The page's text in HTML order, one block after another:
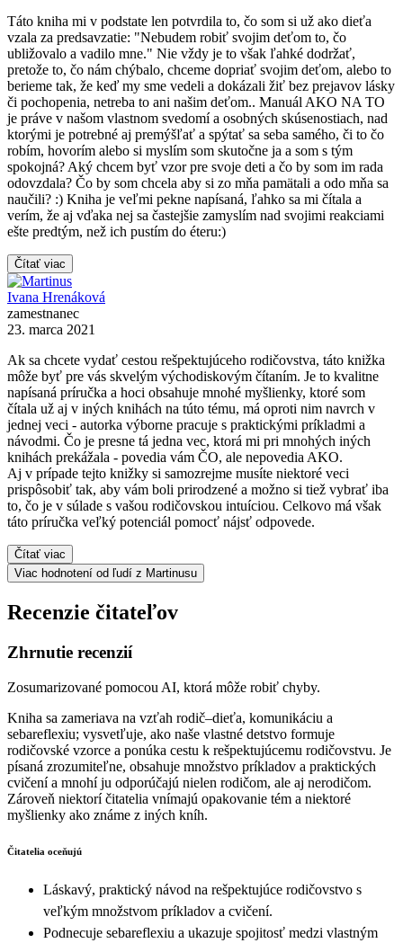
Táto kniha mi v podstate len potvrdila to, čo som si už ako dieťa
vzala za predsavzatie: "Nebudem robiť svojim deťom to, čo
ubližovalo a vadilo mne." Nie vždy je to však ľahké dodržať,
pretože to, čo nám chýbalo, chceme dopriať svojim deťom, alebo to
berieme tak, že keď my sme vedeli a dokázali žiť bez prejavov lásky
či pochopenia, netreba to ani našim deťom.. Manuál AKO NA TO
je práve v našom vlastnom svedomí a osobných skúsenostiach, nad
ktorými je potrebné aj premýšľať a spýtať sa seba samého, či to čo
robím, hovorím alebo si myslím som skutočne ja a som s tým
spokojná? Aký chcem byť vzor pre svoje deti a čo by som im rada
odovzdala? Čo by som chcela aby si zo mňa pamätali a odo mňa sa
naučili? :) Kniha je veľmi pekne napísaná, ľahko sa mi čítala a
verím, že aj vďaka nej sa častejšie zamyslím nad svojimi reakciami
ešte predtým, než ich pustím do éteru:)
Čítať viac
Ivana Hrenáková
zamestnanec
23. marca 2021
Ak sa chcete vydať cestou rešpektujúceho rodičovstva, táto knižka
môže byť pre vás skvelým východiskovým čítaním. Je to kvalitne
napísaná príručka a hoci obsahuje mnohé myšlienky, ktoré som
čítala už aj v iných knihách na túto tému, má oproti nim navrch v
jednej veci - autorka výborne pracuje s praktickými príkladmi a
návodmi. Čo je presne tá jedna vec, ktorá mi pri mnohých iných
knihách prekážala - povedia vám ČO, ale nepovedia AKO.
Aj v prípade tejto knižky si samozrejme musíte niektoré veci
prispôsobiť tak, aby vám boli prirodzené a možno si tiež vybrať iba
to, čo je v súlade s vašou rodičovskou intuíciou. Celkovo má však
táto príručka veľký potenciál pomocť nájsť odpovede.
Čítať viac
Viac hodnotení od ľudí z Martinusu
Recenzie čitateľov
Zhrnutie recenzií
Zosumarizované pomocou AI, ktorá môže robiť chyby.
Kniha sa zameriava na vzťah rodič–dieťa, komunikáciu a
sebareflexiu; vysvetľuje, ako naše vlastné detstvo formuje
rodičovské vzorce a ponúka cestu k rešpektujúcemu rodičovstvu. Je
písaná zrozumiteľne, obsahuje množstvo príkladov a praktických
cvičení a mnohí ju odporúčajú nielen rodičom, ale aj nerodičom.
Zároveň niektorí čitatelia vnímajú opakovanie tém a niektoré
myšlienky ako známe z iných kníh.
Čitatelia oceňujú
Láskavý, praktický návod na rešpektujúce rodičovstvo s
veľkým množstvom príkladov a cvičení.
Podnecuje sebareflexiu a ukazuje spojitosť medzi vlastným